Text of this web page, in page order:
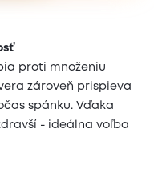
proti množeniu
zároveň prispieva
spánku. Vďaka
- ideálna voľba